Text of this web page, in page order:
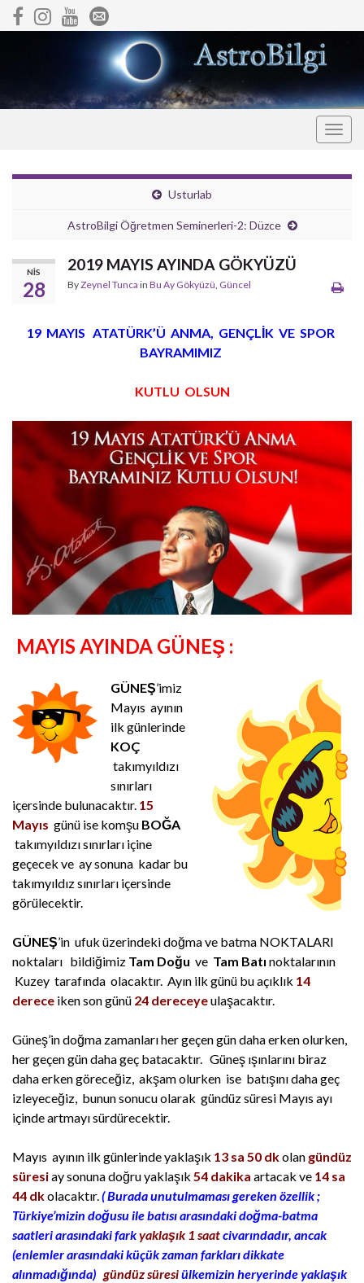
Usturlab
AstroBilgi Öğretmen Seminerleri-2: Düzce
NIS
28
2019 MAYIS AYINDA GÖKYÜZÜ
ByZeynel Tunca in Bu Ay Gökyüzü Güncel
19 MAYIS ATATÜRK’Ü ANMA, GENÇLİK VE SPOR
BAYRAMIMIZ
KUTLU OLSUN
MAYIS AYINDA GÜNEŞ :
GÜNEŞ’imiz
Mayıs ayının
ilk günlerinde
KOÇ
takımyıldızı
sınırları
içersinde bulunacaktır. 15
Mayıs günü ise komşu BOĞA
takımyıldızı sınırları içine
geçecek ve aysonuna kadar bu
takımyıldız sınırları içersinde
görülecektir.
GÜNEŞ’in ufuk üzerindeki doğma ve batma NOKTALARI
noktaları bildiğimiz Tam Doğu ve Tam Batı noktalarının
Kuzey tarafında olacaktır. Ayın ilk günü bu açıklık 14
derece iken son günü 24 dereceyeulaşacaktır.
Güneş’in doğma zamanları her geçen gün daha erken olurken,
her geçen gün daha geç batacaktır. Güneş ışınlarını biraz
daha erken göreceğiz, akşam olurken ise batışını daha geç
izleyeceğiz, bunun sonucu olarak gündüz süresi Mayıs ayı
içinde artmayı sürdürecektir.
Mayıs ayının ilk günlerinde yaklaşık 13 sa 50 dkolan gündüz
süresiay sonuna doğru yaklaşık 54 dakika artacak ve 14 sa
44 dkolacaktır.( Burada unutulmaması gereken özellik ;
Türkiye’mizin doğusu ile batısı arasındaki doğma-batma
saatleri arasındaki farkyaklaşık 1 saatcivarındadır, ancak
(enlemler arasındaki küçük zaman farkları dikkate
alınmadığında) gündüz süresiülkemizin heryerinde yaklaşık